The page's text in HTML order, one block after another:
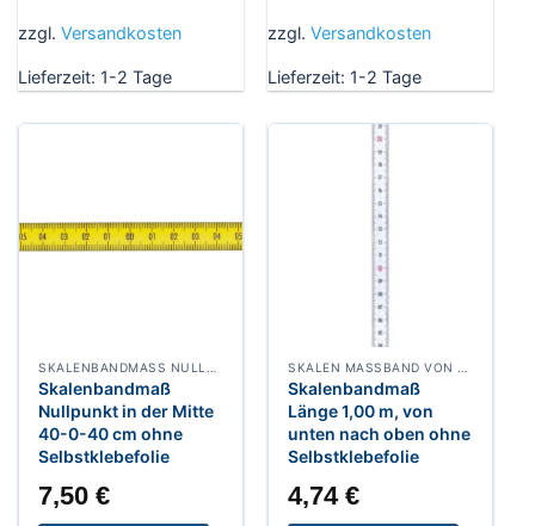
zzgl. Versandkosten
Lieferzeit: 1-2 Tage
zzgl. Versandkosten
Lieferzeit: 1-2 Tage
Skalenbandmaß
Nullpunkt in der Mitte
40-0-40 cm ohne
Selbstklebefolie
7,50€
Skalenbandmaß
Länge 1,00 m, von
unten nach oben ohne
Selbstklebefolie
4,74€